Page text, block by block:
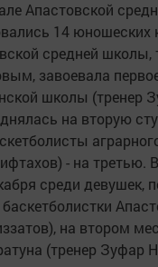
Апастовской
14 юношеских
средней школы,
завоевала
школы (тренер
на вторую
- на третью.
среди девушек,
на втором
(тренер Зуфар